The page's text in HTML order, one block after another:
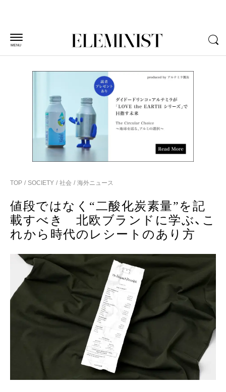
MENU
TOP SOCIETY 社会 海外ニュース
値段ではなく“二酸化炭素量”を記
載すべき 北欧ブランドに学ぶ、こ
れから時代のレシートのあり方